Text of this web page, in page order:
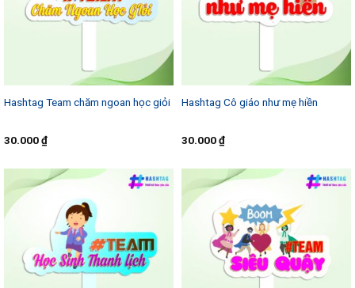
Hashtag Team chăm ngoan học giỏi
30.000₫
Hashtag Cô giáo như mẹ hiền
30.000₫